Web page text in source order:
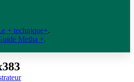
+ technique+.
Metha +.